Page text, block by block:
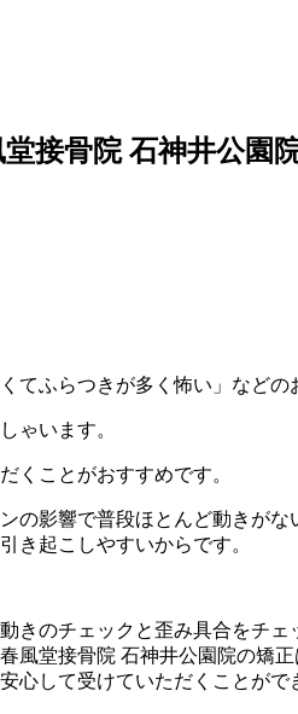
接骨院 石神井公園
てふらつきが多く怖い」などの
ゃいます。
くことがおすすめです。
影響で普段ほとんど動きが
き起こしやすいからです。
のチェックと歪み具合をチ
堂接骨院 石神井公園院の矯
心して受けていただくことがで